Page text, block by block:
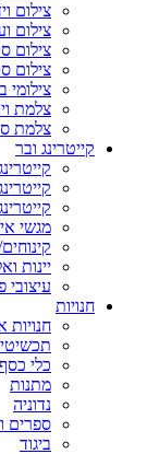
צילום
צילום
צילום
צילום
צילומי
צלמת
צלמת
קייטרינג ובר
מגשי
יינות
עיצובי
חנויות
חנויות
כלי כסף
מתנות
נדוניה
ספרים
ביגוד